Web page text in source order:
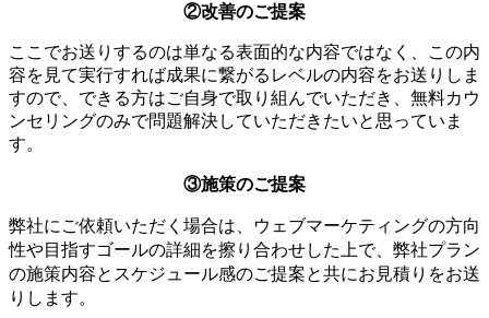
②改善のご提案
ここでお送りするのは単なる表面的な内容ではなく、この内
容を見て実行すれば成果に繋がるレベルの内容をお送りしま
すので、できる方はご自身で取り組んでいただき、無料カウ
ンセリングのみで問題解決していただきたいと思っていま
す。
③施策のご提案
弊社にご依頼いただく場合は、ウェブマーケティングの方向
性や目指すゴールの詳細を擦り合わせした上で、弊社プラン
の施策内容とスケジュール感のご提案と共にお見積りをお送
りします。